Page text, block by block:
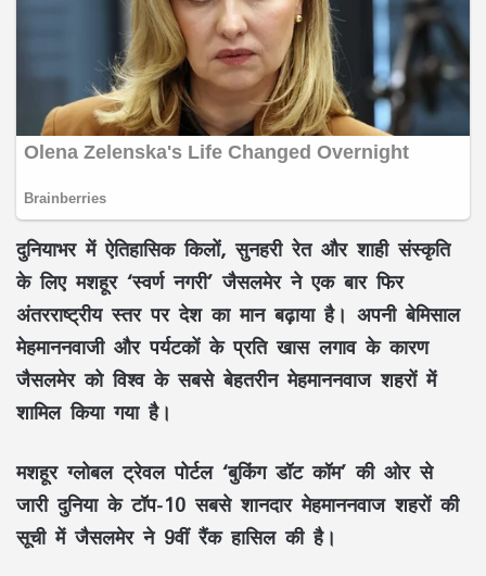
दुनियाभर में ऐतिहासिक किलों, सुनहरी रेत और शाही संस्कृति
के ​लिए मशहूर ‘स्वर्ण नगरी’ जैसलमेर ने एक बार फिर
अंतरराष्ट्रीय स्तर पर देश का मान बढ़ाया है। अपनी बेमिसाल
मेहमाननवाजी और पर्यटकों के प्रति खास लगाव के कारण
जैसलमेर को विश्व के सबसे बेहतरीन मेहमाननवाज शहरों में
शामिल किया गया है।
मशहूर ग्लोबल ट्रेवल पोर्टल ‘बुकिंग डॉट कॉम’ की ओर से
जारी दुनिया के टॉप-10 सबसे शानदार मेहमाननवाज शहरों की
सूची में जैसलमेर ने 9वीं रैंक हासिल की है।